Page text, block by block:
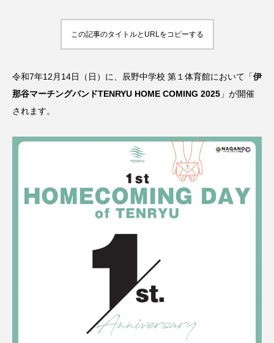
この記事のタイトルとURLをコピーする
令和7年12月14日（日）に、辰野中学校 第１体育館において「伊
那谷マーチングバンドTENRYU HOME COMING 2025 」が開催
されます。